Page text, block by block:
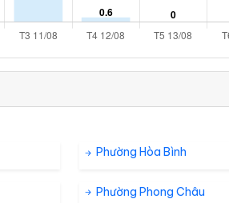
Phường Hòa Bình
Phường Phong Châu